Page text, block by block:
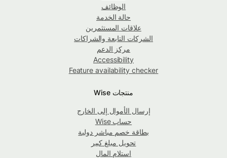
الوظائف
حالة الخدمة
علاقات المستثمرين
الشركات التابعة والشراكات
مركز الدعم
Accessibility
Feature availability checker
منتجات Wise
إرسال الأموال إلى الخارج
حساب Wise
بطاقة خصم مباشر دولية
تحويل مبلغ كبير
استلام المال